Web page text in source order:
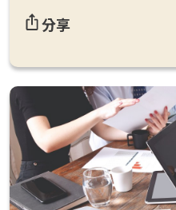
分享